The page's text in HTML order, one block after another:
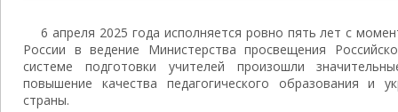
6 апреля 2025 года исполняется ровно пять лет с
России в ведение Министерства просвещения
системе подготовки учителей произошли
повышение качества педагогического образования и
страны.